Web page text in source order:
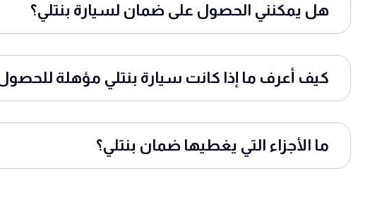
هل يمكنني الحصول على ضمان لسيارة بنتلي؟
كيف أعرف ما إذا كانت سيارة بنتلي مؤهلة
ما الأجزاء التي يغطيها ضمان بنتلي؟